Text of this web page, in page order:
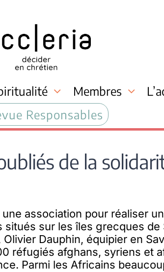
Membres
Responsables
de la
association pour réaliser
situés sur les îles grecques de
Dauphin, équipier en
réfugiés afghans, syriens et
Parmi les Africains